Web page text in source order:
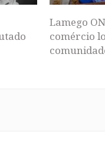
Lamego
comércio